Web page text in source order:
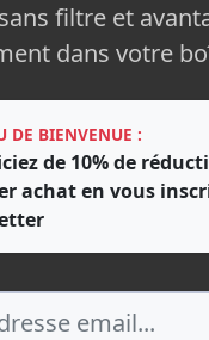
filtre et
dans votre
DE BIENVENUE :
de 10% de
achat en vous